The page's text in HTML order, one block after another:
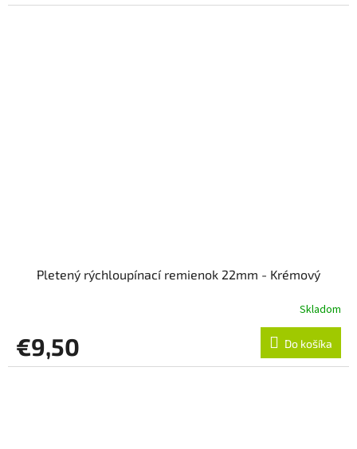
Pletený rýchloupínací remienok 22mm - Krémový
Skladom
€9,50 Do košíka